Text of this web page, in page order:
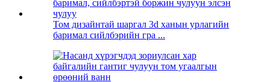
Том дизайнтай шаргал 3d ханын урлагийн
баримал сийлбэрийн гра ...